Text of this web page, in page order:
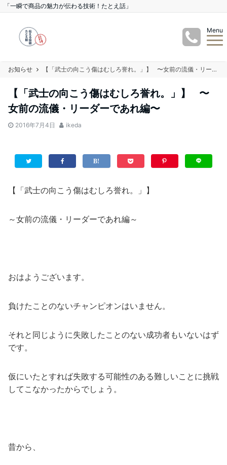
「一瞬で商品の魅力が伝わる技術！たとえ話」
Menu
お知らせ 【「武士の向こう傷はむしろ誉れ。」】 〜女前の流儀・リーダーであれ編〜
【「武士の向こう傷はむしろ誉れ。」】 〜
女前の流儀・リーダーであれ編〜
2016年7月4日 ikeda
【「武士の向こう傷はむしろ誉れ。」】
～女前の流儀・リーダーであれ編～
おはようございます。
負けたことのないチャンピオンはいません。
それと同じように失敗したことのない成功者もいないはず
です。
仮にいたとすれば失敗する可能性のある難しいことに挑戦
してこなかったからでしょう。
昔から、